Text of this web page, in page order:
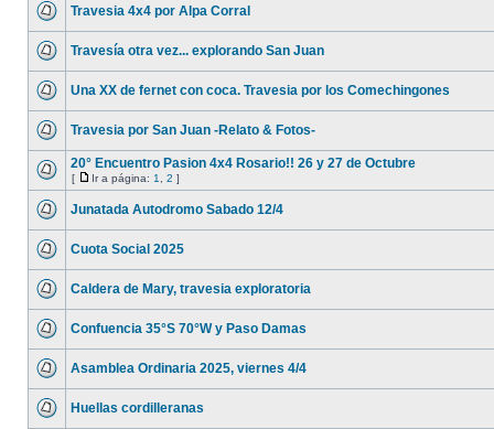
Travesia 4x4 por Alpa Corral
Travesía otra vez... explorando San Juan
Una XX de fernet con coca. Travesia por los Comechingones
Travesia por San Juan -Relato & Fotos-
20° Encuentro Pasion 4x4 Rosario!! 26 y 27 de Octubre
[ Ir a página: 1 2 ]
Junatada Autodromo Sabado 12/4
Cuota Social 2025
Caldera de Mary, travesia exploratoria
Confuencia 35°S 70°W y Paso Damas
Asamblea Ordinaria 2025, viernes 4/4
Huellas cordilleranas